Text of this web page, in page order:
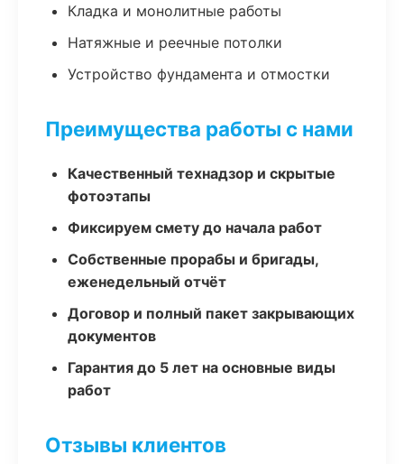
Кладка и монолитные работы
Натяжные и реечные потолки
Устройство фундамента и отмостки
Преимущества работы с нами
Качественный технадзор и скрытые
фотоэтапы
Фиксируем смету до начала работ
Собственные прорабы и бригады,
еженедельный отчёт
Договор и полный пакет закрывающих
документов
Гарантия до 5 лет на основные виды
работ
Отзывы клиентов